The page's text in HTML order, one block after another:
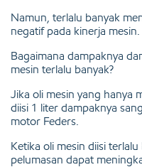
Namun, terlalu banyak
negatif pada kinerja mesin.
Bagaimana dampaknya
mesin terlalu banyak?
Jika oli mesin yang hanya
diisi 1 liter dampaknya
motor Feders.
Ketika oli mesin diisi
pelumasan dapat